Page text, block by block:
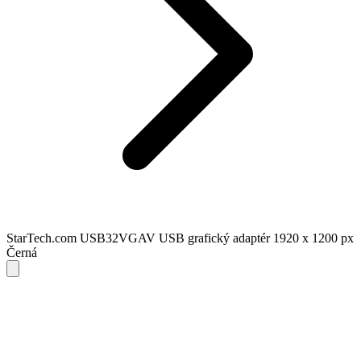
StarTech.com USB32VGAV USB grafický adaptér 1920 x 1200 px
Černá